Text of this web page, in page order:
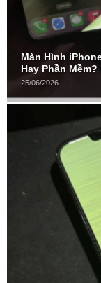
Màn Hình
Hay Phần Mềm?
25/06/2026